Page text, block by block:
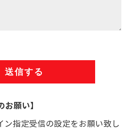
お願い】
指定受信の設定をお願い致し